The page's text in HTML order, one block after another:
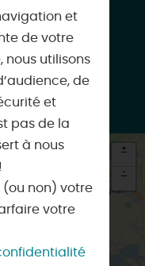
+
-
et
de votre
nous utilisons
de
et
pas de la
à nous
(ou non) votre
votre